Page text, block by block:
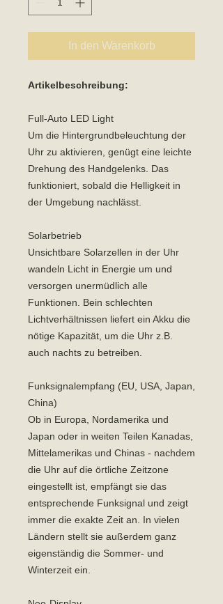
In den Warenkorb
Artikelbeschreibung:
Full-Auto LED Light
Um die Hintergrundbeleuchtung der
Uhr zu aktivieren, genügt eine leichte
Drehung des Handgelenks. Das
funktioniert, sobald die Helligkeit in
der Umgebung nachlässt.
Solarbetrieb
Unsichtbare Solarzellen in der Uhr
wandeln Licht in Energie um und
versorgen unermüdlich alle
Funktionen. Bein schlechten
Lichtverhältnissen liefert ein Akku die
nötige Kapazität, um die Uhr z.B.
auch nachts zu betreiben.
Funksignalempfang (EU, USA, Japan,
China)
Ob in Europa, Nordamerika und
Japan oder in weiten Teilen Kanadas,
Mittelamerikas und Chinas - nachdem
die Uhr auf die örtliche Zeitzone
eingestellt ist, empfängt sie das
entsprechende Funksignal und zeigt
immer die exakte Zeit an. In vielen
Ländern stellt sie außerdem ganz
eigenständig die Sommer- und
Winterzeit ein.